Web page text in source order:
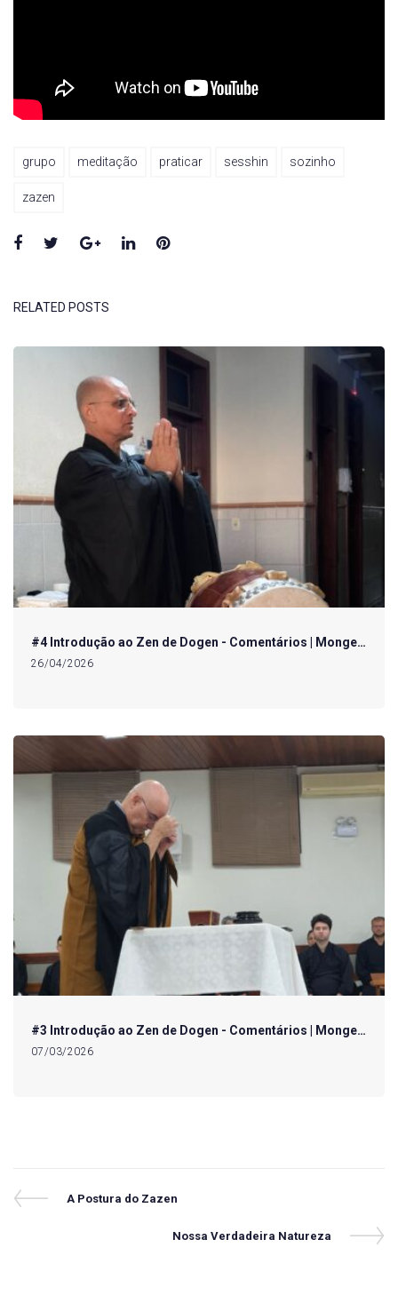
grupo meditação praticar sesshin sozinho
zazen
Facebook
TwitterGoogle+LinkedInPinterest
RELATED POSTS
#4 Introdução ao Zen de Dogen - Comentários | Monge…
26/04/2026
#3 Introdução ao Zen de Dogen - Comentários | Monge…
07/03/2026
Navegação
Previous
A Postura do Zazen
Next
Nossa Verdadeira Natureza